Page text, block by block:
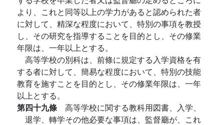
より、これと同等以上の学力があると認められた者
に対して、精深な程度において、特別の事項を教授
し、その研究を指導することを目的とし、その修業
年限は、一年以上とする。
高等学校の別科は、前條に規定する入学資格を有
する者に対して、簡易な程度において、特別の技能
教育を施すことを目的とし、その修業年限は、一年
以上とする。
第四十九條 高等学校に関する教科用図書、入学、
退学、轉学その他必要な事項は、監督廳が、これ